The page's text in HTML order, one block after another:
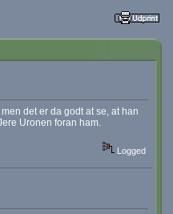
det er da godt at se, at han
Uronen foran ham.
Logged